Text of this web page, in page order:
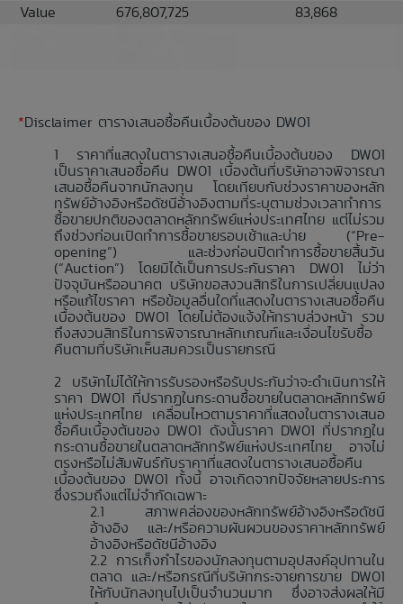
Value
676,807,725 83,868
*Disclaimer ตารางเสนอซื้อคืนเบื้องต้นของ DW01
ราคาที่แสดงในตารางเสนอซื้อคืนเบื้องต้นของ DW01
เป็นราคาเสนอซื้อคืน DW01 เบื้องต้นที่บริษัทอาจพิจารณา
เสนอซื้อคืนจากนักลงทุน โดยเทียบกับช่วงราคาของหลัก
ทรัพย์อ้างอิงหรือดัชนีอ้างอิงตามที่ระบุตามช่วงเวลาทำการ
ซื้อขายปกติของตลาดหลักทรัพย์แห่งประเทศไทย แต่ไม่รวม
ถึงช่วงก่อนเปิดทำการซื้อขายรอบเช้าและบ่าย (“Pre-
opening”) และช่วงก่อนปิดทำการซื้อขายสิ้นวัน
(“Auction”) โดยมิได้เป็นการประกันราคา DW01 ไม่ว่า
ปัจจุบันหรืออนาคต บริษัทขอสงวนสิทธิในการเปลี่ยนแปลง
หรือแก้ไขราคา หรือข้อมูลอื่นใดที่แสดงในตารางเสนอซื้อคืน
เบื้องต้นของ DW01 โดยไม่ต้องแจ้งให้ทราบล่วงหน้า รวม
ถึงสงวนสิทธิในการพิจารณาหลักเกณฑ์และเงื่อนไขรับซื้อ
คืนตามที่บริษัทเห็นสมควรเป็นรายกรณี
บริษัทไม่ได้ให้การรับรองหรือรับประกันว่าจะดำเนินการให้
ราคา DW01 ที่ปรากฏในกระดานซื้อขายในตลาดหลักทรัพย์
แห่งประเทศไทย เคลื่อนไหวตามราคาที่แสดงในตารางเสนอ
ซื้อคืนเบื้องต้นของ DW01 ดังนั้นราคา DW01 ที่ปรากฏใน
กระดานซื้อขายในตลาดหลักทรัพย์แห่งประเทศไทย อาจไม่
ตรงหรือไม่สัมพันธ์กับราคาที่แสดงในตารางเสนอซื้อคืน
เบื้องต้นของ DW01 ทั้งนี้ อาจเกิดจากปัจจัยหลายประการ
ซึ่งรวมถึงแต่ไม่จำกัดเฉพาะ
สภาพคล่องของหลักทรัพย์อ้างอิงหรือดัชนี
อ้างอิง และ/หรือความผันผวนของราคาหลักทรัพย์
อ้างอิงหรือดัชนีอ้างอิง
การเก็งกำไรของนักลงทุนตามอุปสงค์อุปทานใน
ตลาด และ/หรือกรณีที่บริษัทกระจายการขาย DW01
ให้กับนักลงทุนไปเป็นจำนวนมาก ซึ่งอาจส่งผลให้มี